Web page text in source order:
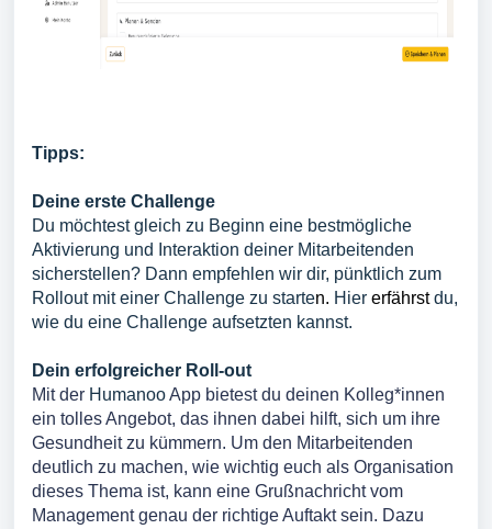
Tipps:
Deine erste Challenge
Du möchtest gleich zu Beginn eine bestmögliche
Aktivierung und Interaktion deiner Mitarbeitenden
sicherstellen? Dann empfehlen wir dir, pünktlich zum
Rollout mit einer Challenge zu starten. Hier erfährstdu,
wie du eine Challenge aufsetzten kannst.
Dein erfolgreicher Roll-out
Mit der HumanooApp bietest du deinen Kolleg*innen
ein tolles Angebot, das ihnen dabei hilft, sich um ihre
Gesundheit zu kümmern. Um den Mitarbeitenden
deutlich zu machen, wie wichtig euch als Organisation
dieses Thema ist, kann eine Grußnachricht vom
Management genau der richtige Auftakt sein. Dazu